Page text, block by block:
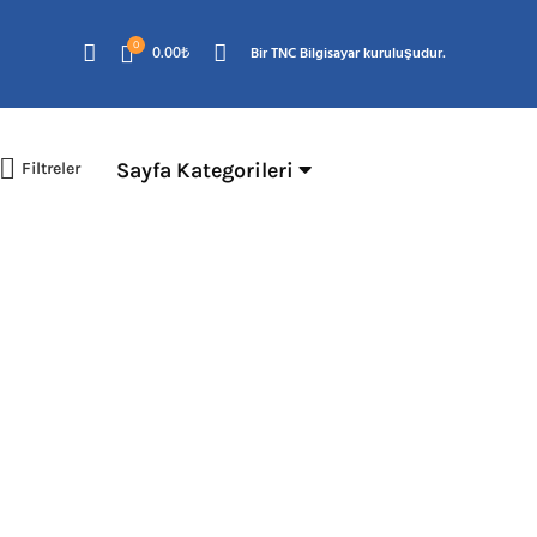
0 0.00₺ Bir TNC Bilgisayar kuruluşudur.
Sayfa Kategorileri
Filtreler